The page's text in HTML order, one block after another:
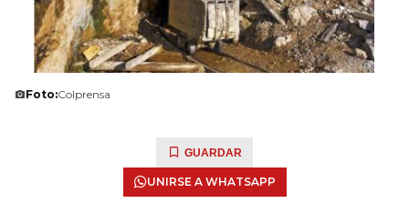
Foto:Colprensa
GUARDAR
UNIRSE A WHATSAPP